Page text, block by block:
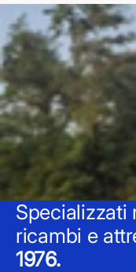
Specializzati
ricambi e
1976.